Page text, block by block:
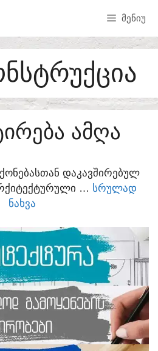
ᲛᲔᲜᲘᲣ
ᲐᲛᲦᲐ
ᲓᲐᲙᲐᲕᲨᲘᲠᲔᲑᲣᲚ
… ᲡᲠᲣᲚᲐᲓ
ᲜᲐᲮᲕᲐ